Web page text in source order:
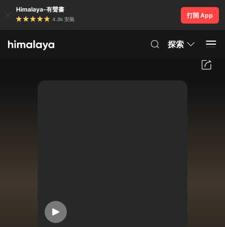
Himalaya-有聲書
4.8k 安裝
打開 App
探索